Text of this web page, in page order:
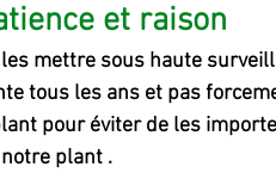
et raison
mettre sous haute
tous les ans et pas
pour éviter de les
plant .